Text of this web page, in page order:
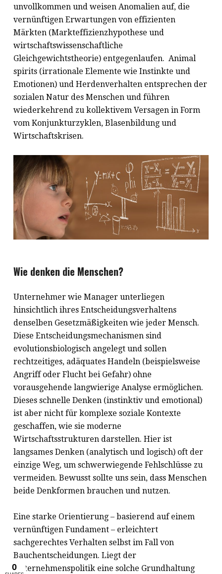
unvollkommen und weisen Anomalien auf, die
vernünftigen Erwartungen von effizienten
Märkten (Markteffizienzhypothese und
wirtschaftswissenschaftliche
Gleichgewichtstheorie) entgegenlaufen. Animal
spirits (irrationale Elemente wie Instinkte und
Emotionen) und Herdenverhalten entsprechen der
sozialen Natur des Menschen und führen
wiederkehrend zu kollektivem Versagen in Form
vom Konjunkturzyklen, Blasenbildung und
Wirtschaftskrisen.
Wie denken die Menschen?
Unternehmer wie Manager unterliegen
hinsichtlich ihres Entscheidungsverhaltens
denselben Gesetzmäßigkeiten wie jeder Mensch.
Diese Entscheidungsmechanismen sind
evolutionsbiologisch angelegt und sollen
rechtzeitiges, adäquates Handeln (beispielsweise
Angriff oder Flucht bei Gefahr) ohne
vorausgehende langwierige Analyse ermöglichen.
Dieses schnelle Denken (instinktiv und emotional)
ist aber nicht für komplexe soziale Kontexte
geschaffen, wie sie moderne
Wirtschaftsstrukturen darstellen. Hier ist
langsames Denken (analytisch und logisch) oft der
einzige Weg, um schwerwiegende Fehlschlüsse zu
vermeiden. Bewusst sollte uns sein, dass Menschen
beide Denkformen brauchen und nutzen.
Eine starke Orientierung – basierend auf einem
vernünftigen Fundament – erleichtert
sachgerechtes Verhalten selbst im Fall von
Bauchentscheidungen. Liegt der
Unternehmenspolitik eine solche Grundhaltung